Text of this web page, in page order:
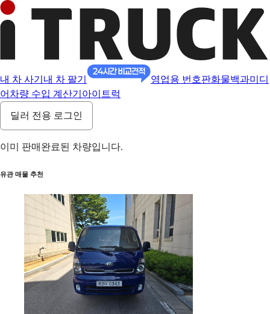
내 차 사기 내 차 팔기 영업용 번호판화물백과미디
어 차량 수입 계산기 아이트럭
딜러 전용 로그인
이미 판매완료된 차량입니다.
유관 매물 추천